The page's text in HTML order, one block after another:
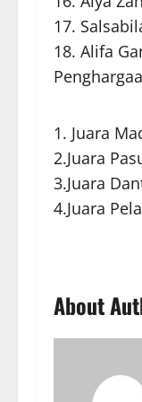
17.
18. Alifa
Juara
2.Juara
3.Juara
4.Juara
About